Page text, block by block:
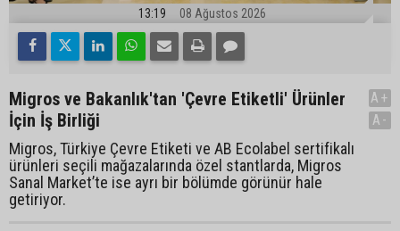
13:19 08 Ağustos 2026
Migros ve Bakanlık'tan 'Çevre Etiketli' Ürünler
İçin İş Birliği
Migros, Türkiye Çevre Etiketi ve AB Ecolabel sertifikalı
ürünleri seçili mağazalarında özel stantlarda, Migros
Sanal Market’te ise ayrı bir bölümde görünür hale
getiriyor.
A+
A-